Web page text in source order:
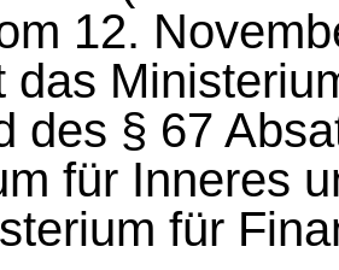
12.
das
des § 67
für Inneres
für